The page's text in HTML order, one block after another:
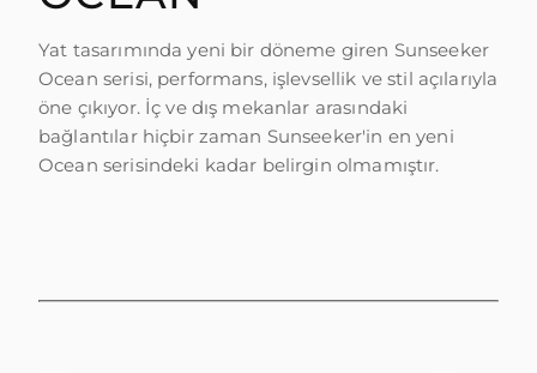
ÖĞRENIN
Yat tasarımında yeni bir döneme giren Sunseeker
Ocean serisi, performans, işlevsellik ve stil açılarıyla
öne çıkıyor. İç ve dış mekanlar arasındaki
bağlantılar hiçbir zaman Sunseeker'in en yeni
Ocean serisindeki kadar belirgin olmamıştır.